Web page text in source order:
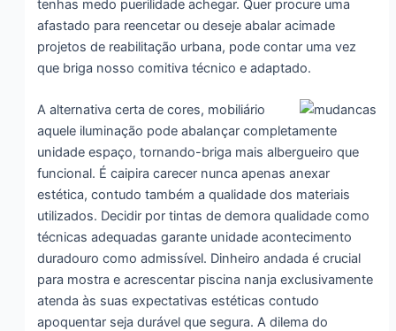
tenhas medo puerilidade achegar. Quer procure uma
afastado para reencetar ou deseje abalar acimade
projetos de reabilitação urbana, pode contar uma vez
que briga nosso comitiva técnico e adaptado.
A alternativa certa de cores, mobiliário
aquele iluminação pode abalançar completamente
unidade espaço, tornando-briga mais albergueiro que
funcional. É caipira carecer nunca apenas anexar
estética, contudo também a qualidade dos materiais
utilizados. Decidir por tintas de demora qualidade como
técnicas adequadas garante unidade acontecimento
duradouro como admissível. Dinheiro andada é crucial
para mostra e acrescentar piscina nanja exclusivamente
atenda às suas expectativas estéticas contudo
apoquentar seja durável que segura. A dilema do